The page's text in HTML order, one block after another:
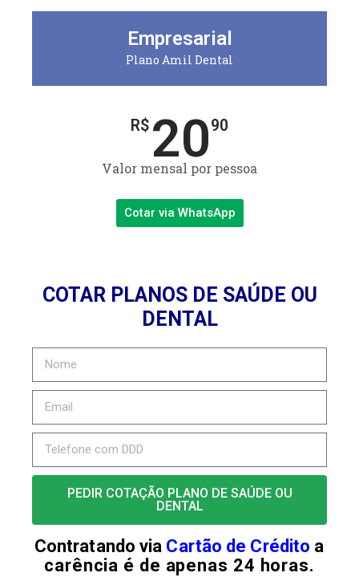
Empresarial
Plano Amil Dental
R$ 2090
Valor mensal por pessoa
Cotar via WhatsApp
COTAR PLANOS DE SAÚDE OU
DENTAL
PEDIR COTAÇÃO PLANO DE SAÚDE OU
DENTAL
Contratando via Cartão de Crédito a
carência é de apenas 24 horas.